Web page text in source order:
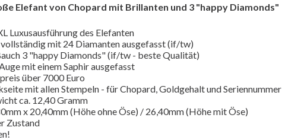
Elefant von Chopard mit Brillanten und 3 "happy Diamonds"
Luxusausführung des Elefanten
mit 24 Diamanten ausgefasst (if/tw)
3 "happy Diamonds" (if/tw - beste Qualität)
mit einem Saphir ausgefasst
über 7000 Euro
mit allen Stempeln - für Chopard, Goldgehalt und Seriennummer
ca. 12,40 Gramm
x 20,40mm (Höhe ohne Öse) / 26,40mm (Höhe mit Öse)
Zustand